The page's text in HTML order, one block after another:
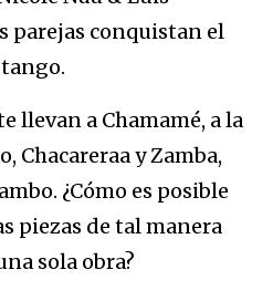
parejas conquistan el
llevan a Chamamé, a la
Chacareraa y Zamba,
¿Cómo es posible
piezas de tal manera
sola obra?